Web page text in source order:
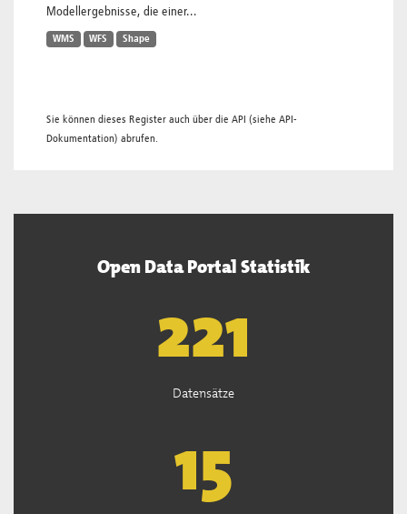
Modellergebnisse, die einer...
WMS WFS Shape
Sie können dieses Register auch über die API (siehe API-
Dokumentation) abrufen.
Open Data Portal Statistik
222
Datensätze
15